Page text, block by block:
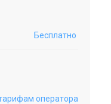
Бесплатно
оператора